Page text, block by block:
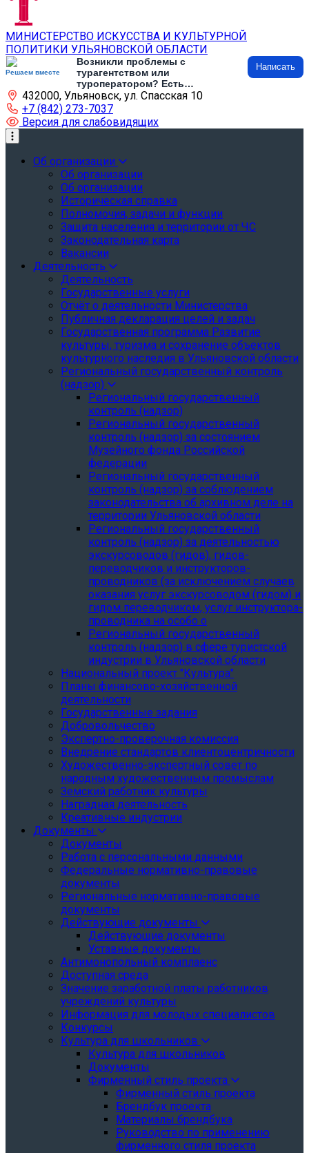
МИНИСТЕРСТВО ИСКУССТВА И КУЛЬТУРНОЙ
ПОЛИТИКИ УЛЬЯНОВСКОЙ ОБЛАСТИ
Решаем вместе
Возникли проблемы с
турагентством или
туроператором? Есть
предложения по развитию
туризма и туристической
инфраструктуры? Напишите об
этом
Написать
432000, Ульяновск, ул. Спасская 10
+7 (842) 273-7037
Версия для слабовидящих
Об организации
Об организации
Об организации
Историческая справка
Полномочия, задачи и функции
Защита населения и территории от ЧС
Законодательная карта
Вакансии
Деятельность
Деятельность
Государственные услуги
Отчёт о деятельности Министерства
Публичная декларация целей и задач
Государственная программа Развитие
культуры, туризма и сохранение объектов
культурного наследия в Ульяновской области
Региональный государственный контроль
(надзор)
Региональный государственный
контроль (надзор)
Региональный государственный
контроль (надзор) за состоянием
Музейного фонда Российской
федерации
Региональный государственный
контроль (надзор) за соблюдением
законодательства об архивном деле на
территории Ульяновской области
Региональный государственный
контроль (надзор) за деятельностью
экскурсоводов (гидов), гидов-
переводчиков и инструкторов-
проводников (за исключением случаев
оказания услуг экскурсоводом (гидом) и
гидом переводчиком, услуг инструктора-
проводника на особо о
Региональный государственный
контроль (надзор) в сфере туристской
индустрии в Ульяновской области
Национальный проект "Культура"
Планы финансово-хозяйственной
деятельности
Государственные задания
Добровольчество
Экспертно-проверочная комиссия
Внедрение стандартов клиентоцентричности
Художественно-экспертный совет по
народным художественным промыслам
Земский работник культуры
Наградная деятельность
Креативные индустрии
Документы
Документы
Работа с персональными данными
Федеральные нормативно-правовые
документы
Региональные нормативно-правовые
документы
Действующие документы
Действующие документы
Уставные документы
Антимонопольный комплаенс
Доступная среда
Значение заработной платы работников
учреждений культуры
Информация для молодых специалистов
Конкурсы
Культура для школьников
Культура для школьников
Документы
Фирменный стиль проекта
Фирменный стиль проекта
Брендбук проекта
Материалы брендбука
Руководство по применению
фирменного стиля проекта